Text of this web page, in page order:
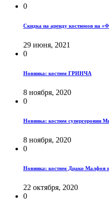
0
Скидка на аренду костюмов на
29 июня, 2021
0
Новинка: костюм ГРИНЧА
8 ноября, 2020
0
Новинка: костюм супергероини
8 ноября, 2020
0
Новинка: костюм Драко Малфоя
22 октября, 2020
0